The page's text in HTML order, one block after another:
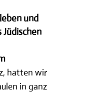
und
Jüdischen
hatten wir
in ganz